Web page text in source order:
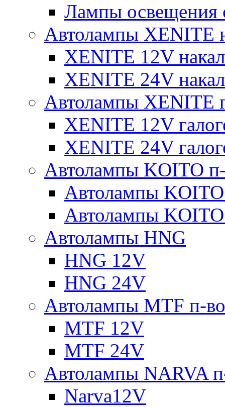
Лампы освещения
Автолампы XENITE
XENITE 12V
XENITE 24V
Автолампы XENITE
XENITE 12V
XENITE 24V
Автолампы KOITO
Автолампы
Автолампы
Автолампы HNG
HNG 12V
HNG 24V
Автолампы MTF п-
MTF 12V
MTF 24V
Автолампы NARVA
Narva12V